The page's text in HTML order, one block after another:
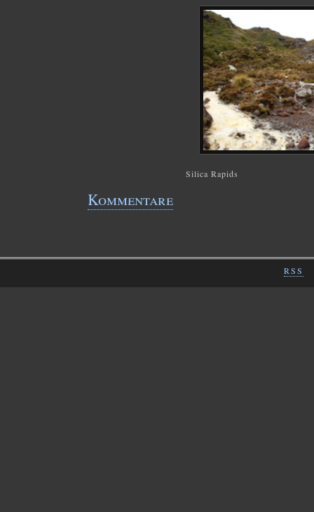
Silica Rapids
Kommentare
RSS